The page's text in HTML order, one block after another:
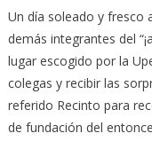
Un día soleado y fresco
demás integrantes del
lugar escogido por la
colegas y recibir las
referido Recinto para
de fundación del